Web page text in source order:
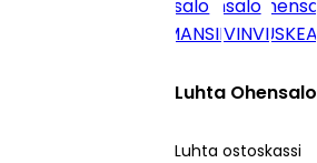
Luhta Ohensalo
Luhta ostoskassi